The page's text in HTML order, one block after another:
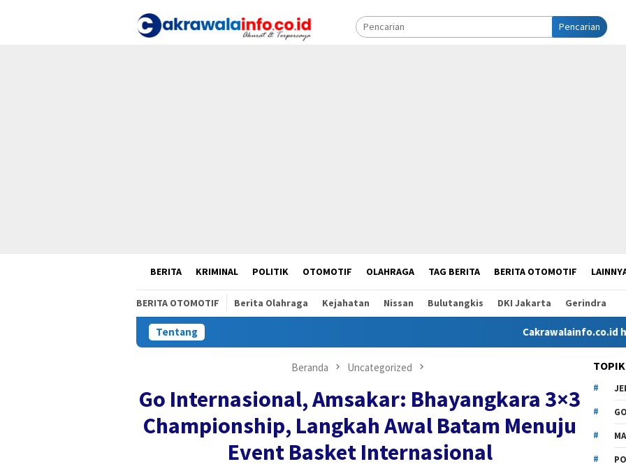
Pencarian
HOMEBERITA KRIMINAL POLITIK OTOMOTIF OLAHRAGA TAG BERITA BERITA OTOMOTIF
BERITA OTOMOTIF Berita Olahraga Kejahatan Nissan Bulutangkis DKI Jakarta Gerindra
Tentang Cakrawalainfo.co.id hadir
Beranda Uncategorized
Go Internasional, Amsakar: Bhayangkara 3×3
Championship, Langkah Awal Batam Menuju
Event Basket Internasional